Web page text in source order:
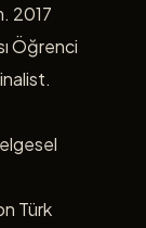
2017
Öğrenci
Türk